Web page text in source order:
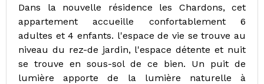
Dans la nouvelle résidence les Chardons, cet
appartement accueille confortablement 6
adultes et 4 enfants. l'espace de vie se trouve au
niveau du rez-de jardin, l'espace détente et nuit
se trouve en sous-sol de ce bien. Un puit de
lumière apporte de la lumière naturelle à